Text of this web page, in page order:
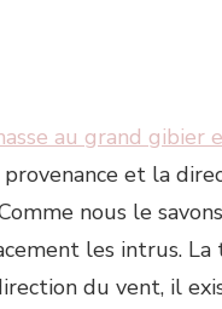
au grand gibier
et la
nous le
les intrus. La
du vent, il